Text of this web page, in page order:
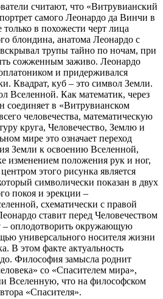
считают, что «Витрувианский
самого Леонардо да Винчи в
в похожести черт лица
блондина, анатома Леонардо с
трупы тайно по ночам, при
сожженным заживо. Леонардо
и придерживался
Квадрат, куб – это символ Земли.
Вселенной. Как математик, через
соединяет в «Витрувианском
человечества, математическую
круга, Человечество, Землю и
мире это означает переход
Земли к освоению Вселенной,
изменением положения рук и ног,
этого рисунка является
символически показан в двух
покоя и эрекции –
схематически с правой
ставит перед Человечеством
– оплодотворить окружающую
универсального носителя жизни
В этом факте актуальность
Философия замысла роднит
со «Спасителем мира»,
Вселенную, что на философском
«Спасителя».